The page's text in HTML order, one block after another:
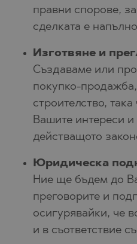
правни спорове,
сделката е
Изготвяне и
Създаваме или
покупко-
строителство,
Вашите интереси
действащото
Юридическа
Ние ще бъдем до
преговорите и
осигурявайки, че
и в съответствие